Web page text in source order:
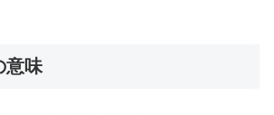
意味